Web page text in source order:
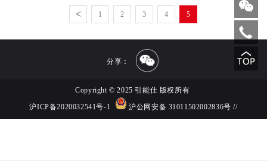
< 1 2 3 4 5
分享：
Copyright © 2025 引能仕 版权所有
沪ICP备2020032541号-1
沪公网安备 31011502002836号 //